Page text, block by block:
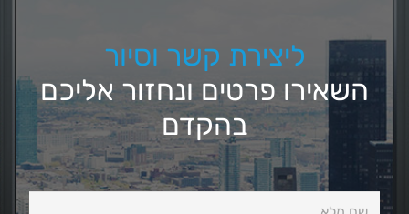
ליצירת קשר וסיור
השאירו פרטים ונחזור אליכם
בהקדם